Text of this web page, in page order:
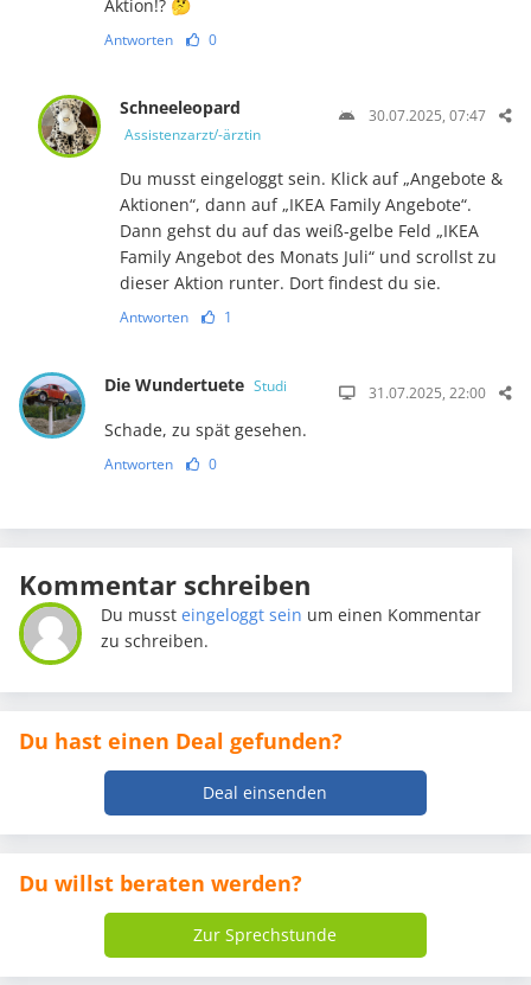
Aktion!? 🤔
Antworten 0
Schneeleopard
Assistenzarzt/-ärztin
30.07.2025, 07:47
Du musst eingeloggt sein. Klick auf „Angebote &
Aktionen“, dann auf „IKEA Family Angebote“.
Dann gehst du auf das weiß-gelbe Feld „IKEA
Family Angebot des Monats Juli“ und scrollst zu
dieser Aktion runter. Dort findest du sie.
Antworten 1
Die Wundertuete Studi 31.07.2025, 22:00
Schade, zu spät gesehen.
Antworten 0
Kommentar schreiben
Du mussteingeloggt sein um einen Kommentar
zu schreiben.
Du hast einen Deal gefunden?
Deal einsenden
Du willst beraten werden?
Zur Sprechstunde